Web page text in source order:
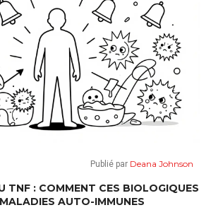
Publié par Deana Johnson
TNF : COMMENT CES BIOLOGIQUES
AUTO-IMMUNES